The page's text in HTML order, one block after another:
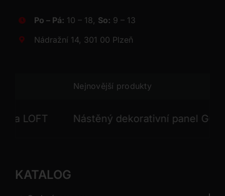
Po – Pá: 10 – 18, So: 9 – 13
Nádražní 14, 301 00 Plzeň
Nejnovější produkty
Nástěný dekorativní panel GONG
KATALOG